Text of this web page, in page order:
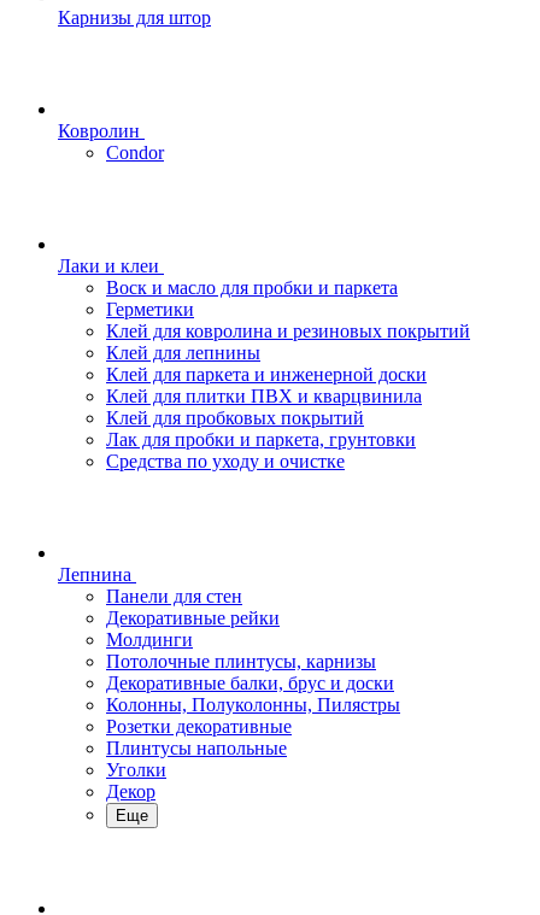
Карнизы для штор
Ковролин
Condor
Лаки и клеи
Воск и масло для пробки и паркета
Герметики
Клей для ковролина и резиновых покрытий
Клей для лепнины
Клей для паркета и инженерной доски
Клей для плитки ПВХ и кварцвинила
Клей для пробковых покрытий
Лак для пробки и паркета, грунтовки
Средства по уходу и очистке
Лепнина
Панели для стен
Декоративные рейки
Молдинги
Потолочные плинтусы, карнизы
Декоративные балки, брус и доски
Колонны, Полуколонны, Пилястры
Розетки декоративные
Плинтусы напольные
Уголки
Декор
Еще